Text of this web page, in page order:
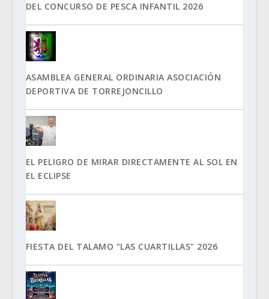
DEL CONCURSO DE PESCA INFANTIL 2026
ASAMBLEA GENERAL ORDINARIA ASOCIACIÓN
DEPORTIVA DE TORREJONCILLO
EL PELIGRO DE MIRAR DIRECTAMENTE AL SOL EN
EL ECLIPSE
FIESTA DEL TALAMO "LAS CUARTILLAS" 2026